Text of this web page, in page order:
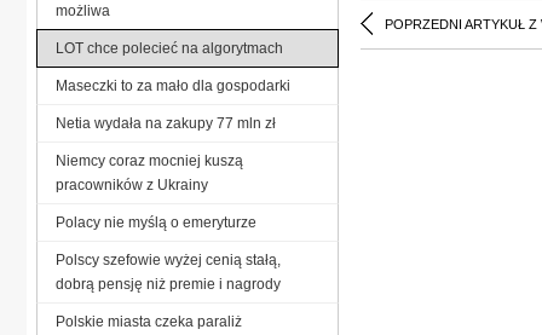
POPRZEDNI ARTYKUŁ Z
możliwa
LOT chce polecieć na algorytmach
Maseczki to za mało dla gospodarki
Netia wydała na zakupy 77 mln zł
Niemcy coraz mocniej kuszą
pracowników z Ukrainy
Polacy nie myślą o emeryturze
Polscy szefowie wyżej cenią stałą,
dobrą pensję niż premie i nagrody
Polskie miasta czeka paraliż